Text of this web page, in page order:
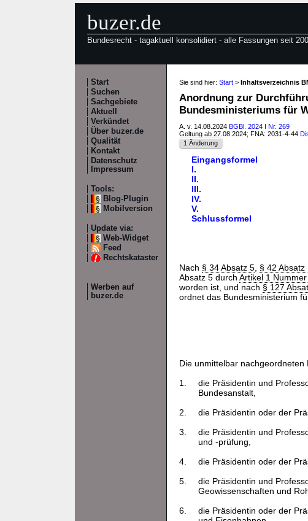
buzer.de
Bundesrecht - tagaktuell konsolidiert - alle Fassungen seit
Start
Suchen
Sachgebiete
Aktuell
Verkündet
Über buzer.de
Qualität
Kontakt
Datenschutz
Impressum
Tools:
Blog-Plugin
Mobilversion
Update via:
Web-Widget
Feed
Rechtskataster
Werben auf
buzer.de
Sie sind hier: Start > Inhaltsverzeichnis
Anordnung zur
Bundesministeriums für
A. v. 14.08.2024 BGBl. 2024 I Nr. 269
Geltung ab 27.08.2024; FNA: 2031-4-44
1 Änderung
Eingangsformel
I.
II.
III.
IV.
V.
Schlussformel
Nach § 34 Absatz 5 § 42 Absatz
Absatz 5 durch Artikel 1
worden ist, und nach § 127
ordnet das Bundesministerium
Die unmittelbar
1.
die Präsidentin und
Bundesanstalt,
2.
die Präsidentin oder der
3.
die Präsidentin und
und -prüfung,
4.
die Präsidentin oder der
5.
die Präsidentin und
Geowissenschaften und
6.
die Präsidentin oder der